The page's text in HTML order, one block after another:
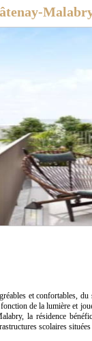
et confortables,
de la lumière et
la résidence
scolaires